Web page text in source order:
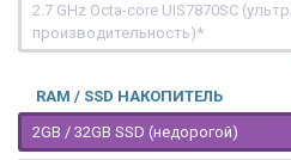
2.7 GHz Octa-core UIS7870SC
производительность)*
RAM / SSD НАКОПИТЕЛЬ
2GB / 32GB SSD (недорогой)